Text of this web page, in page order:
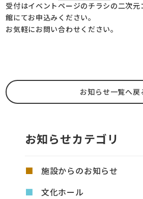
受付はイベントページのチラシの二次
館にてお申込みください。
お気軽にお問い合わせください。
お知らせ一覧へ戻
お知らせカテゴリ
施設からのお知らせ
文化ホール